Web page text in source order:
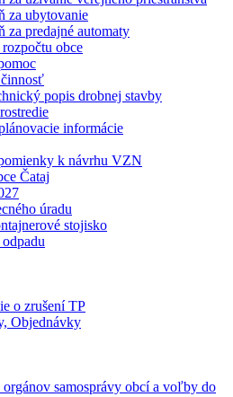
za ubytovanie
za predajné automaty
obce
činnosť
popis drobnej stavby
informácie
k návrhu VZN
Čataj
úradu
stojisko
o zrušení TP
Objednávky
samosprávy obcí a voľby do